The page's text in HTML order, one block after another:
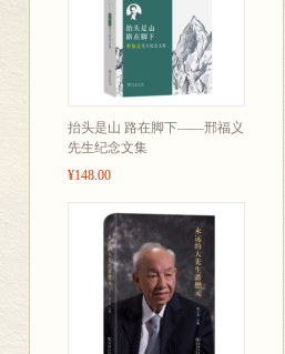
抬头是山 路在脚下——邢福义
先生纪念文集
¥148.00